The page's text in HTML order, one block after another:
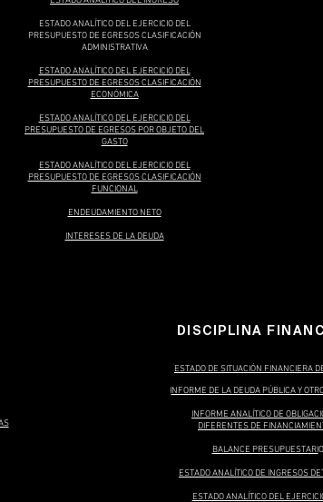
ESTADO ANALÍTICO DEL EJERCICIO DEL
PRESUPUESTO DE EGRESOS CLASIFICACIÓN
ADMINISTRATIVA
ESTADO ANALÍTICO DEL EJERCICIO DEL
PRESUPUESTO DE EGRESOS CLASIFICACIÓN
ECONÓMICA
ESTADO ANALÍTICO DEL EJERCICIO DEL
PRESUPUESTO DE EGRESOS POR OBJETO DEL
GASTO
ESTADO ANALÍTICO DEL EJERCICIO DEL
PRESUPUESTO DE EGRESOS CLASIFICACIÓN
FUNCIONAL
ENDEUDAMIENTO NETO
INTERESES DE LA DEUDA
DISCIPLINA
ESTADO DE SITUACIÓN FINANCIERA
INFORME DE LA DEUDA PÚBLICA Y
INFORME ANALÍTICO DE
DIFERENTES DE
BALANCE PRESUPUESTARIO
ESTADO ANALÍTICO DE INGRESOS
ESTADO ANALÍTICO DEL